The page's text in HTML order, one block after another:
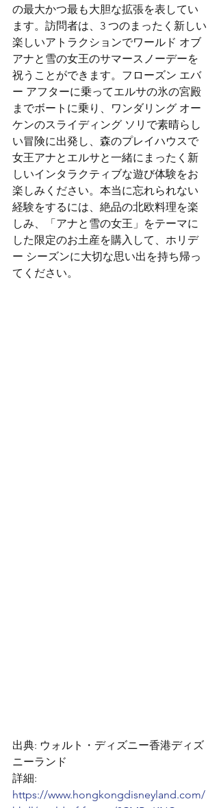
の最大かつ最も大胆な拡張を表してい
ます。訪問者は、3 つのまったく新しい
楽しいアトラクションでワールド オブ
アナと雪の女王のサマースノーデーを
祝うことができます。フローズン エバ
ー アフターに乗ってエルサの氷の宮殿
までボートに乗り、ワンダリング オー
ケンのスライディング ソリで素晴らし
い冒険に出発し、森のプレイハウスで
女王アナとエルサと一緒にまったく新
しいインタラクティブな遊び体験をお
楽しみください。本当に忘れられない
経験をするには、絶品の北欧料理を楽
しみ、「アナと雪の女王」をテーマに
した限定のお土産を購入して、ホリデ
ー シーズンに大切な思い出を持ち帰っ
てください。
出典: ウォルト・ディズニー香港ディズ
ニーランド
詳細:
https://www.hongkongdisneyland.com/